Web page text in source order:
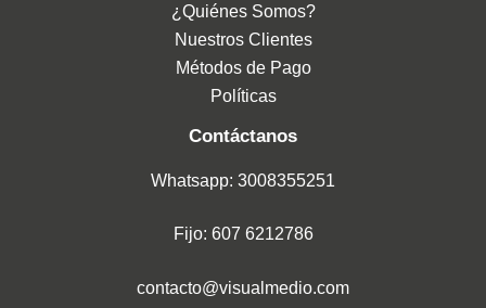
¿Quiénes Somos?
Nuestros Clientes
Métodos de Pago
Políticas
Contáctanos
Whatsapp: 3008355251
Fijo: 607 6212786
contacto@visualmedio.com